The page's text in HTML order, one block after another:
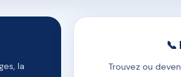
la
📞
Trouvez ou